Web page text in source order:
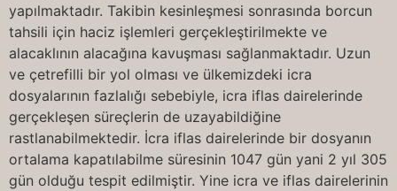
yapılmaktadır. Takibin kesinleşmesi sonrasında borcun
tahsili için haciz işlemleri gerçekleştirilmekte ve
alacaklının alacağına kavuşması sağlanmaktadır. Uzun
ve çetrefilli bir yol olması ve ülkemizdeki icra
dosyalarının fazlalığı sebebiyle, icra iflas dairelerinde
gerçekleşen süreçlerin de uzayabildiğine
rastlanabilmektedir. İcra iflas dairelerinde bir dosyanın
ortalama kapatılabilme süresinin 1047 gün yani 2 yıl 305
gün olduğu tespit edilmiştir. Yine icra ve iflas dairelerinin